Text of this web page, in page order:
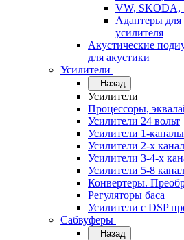
VW, SKODA,
Адаптеры для
усилителя
Акустические
для акустики
Усилители
Назад
Усилители
Процессоры,
Усилители 24 вольт
Усилители 1-
Усилители 2-х
Усилители 3-4-х
Усилители 5-8
Конвертеры.
Регуляторы баса
Усилители с DSP
Сабвуферы
Назад